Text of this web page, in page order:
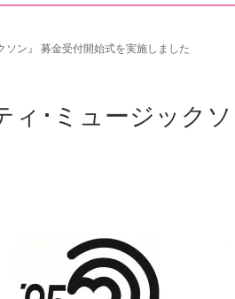
ソン』 募金受付開始式を実施しました
ィ･ミュージック